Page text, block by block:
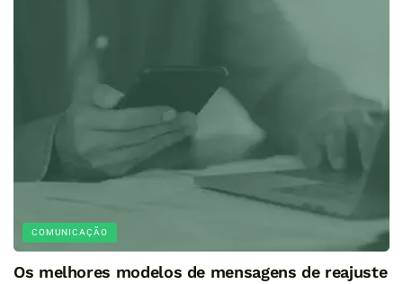
COMUNICAÇÃO
Os melhores modelos de mensagens de reajuste